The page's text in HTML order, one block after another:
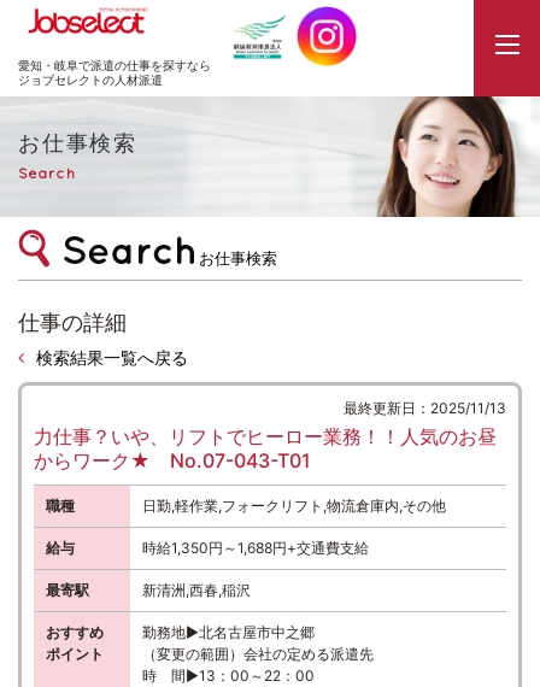
JobSelect
愛知・岐阜で派遣の仕事を探すなら
ジョブセレクトの人材派遣
お仕事検索
Search
お仕事検索
仕事の詳細
検索結果一覧へ戻る
最終更新日：2025/11/13
力仕事？いや、リフトでヒーロー業務！！人気のお昼
からワーク★ No.07-043-T01
職種 日勤,軽作業,フォークリフト,物流倉庫内,その他
給与 時給1,350円～1,688円+交通費支給
最寄駅 新清洲,西春,稲沢
おすすめ
ポイント
勤務地▶北名古屋市中之郷
（変更の範囲）会社の定める派遣先
時 間▶13：00～22：00